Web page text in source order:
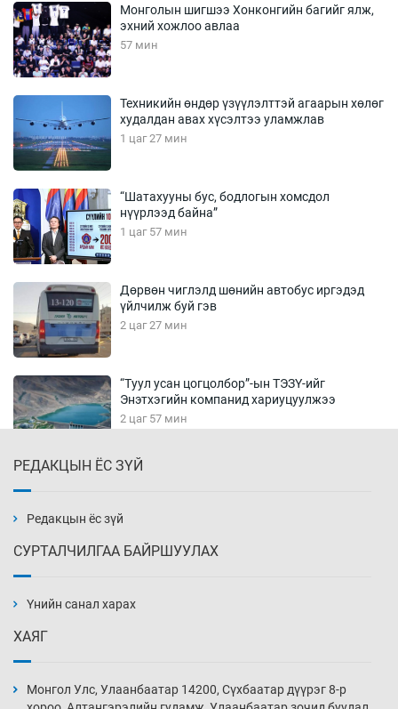
Монголын шигшээ Хонконгийн багийг ялж,
эхний хожлоо авлаа
57 мин
Техникийн өндөр үзүүлэлттэй агаарын хөлөг
худалдан авах хүсэлтээ уламжлав
1 цаг 27 мин
“Шатахууны бус, бодлогын хомсдол
нүүрлээд байна”
1 цаг 57 мин
Дөрвөн чиглэлд шөнийн автобус иргэдэд
үйлчилж буй гэв
2 цаг 27 мин
“Туул усан цогцолбор”-ын ТЭЗҮ-ийг
Энэтхэгийн компанид хариуцуулжээ
2 цаг 57 мин
3 цаг 27 мин
3 цаг 57 мин
4 цаг 27 мин
РЕДАКЦЫН ЁС ЗҮЙ
Редакцын ёс зүй
СУРТАЛЧИЛГАА БАЙРШУУЛАХ
Үнийн санал харах
ХАЯГ
Монгол Улс, Улаанбаатар 14200, Сүхбаатар дүүрэг 8-р